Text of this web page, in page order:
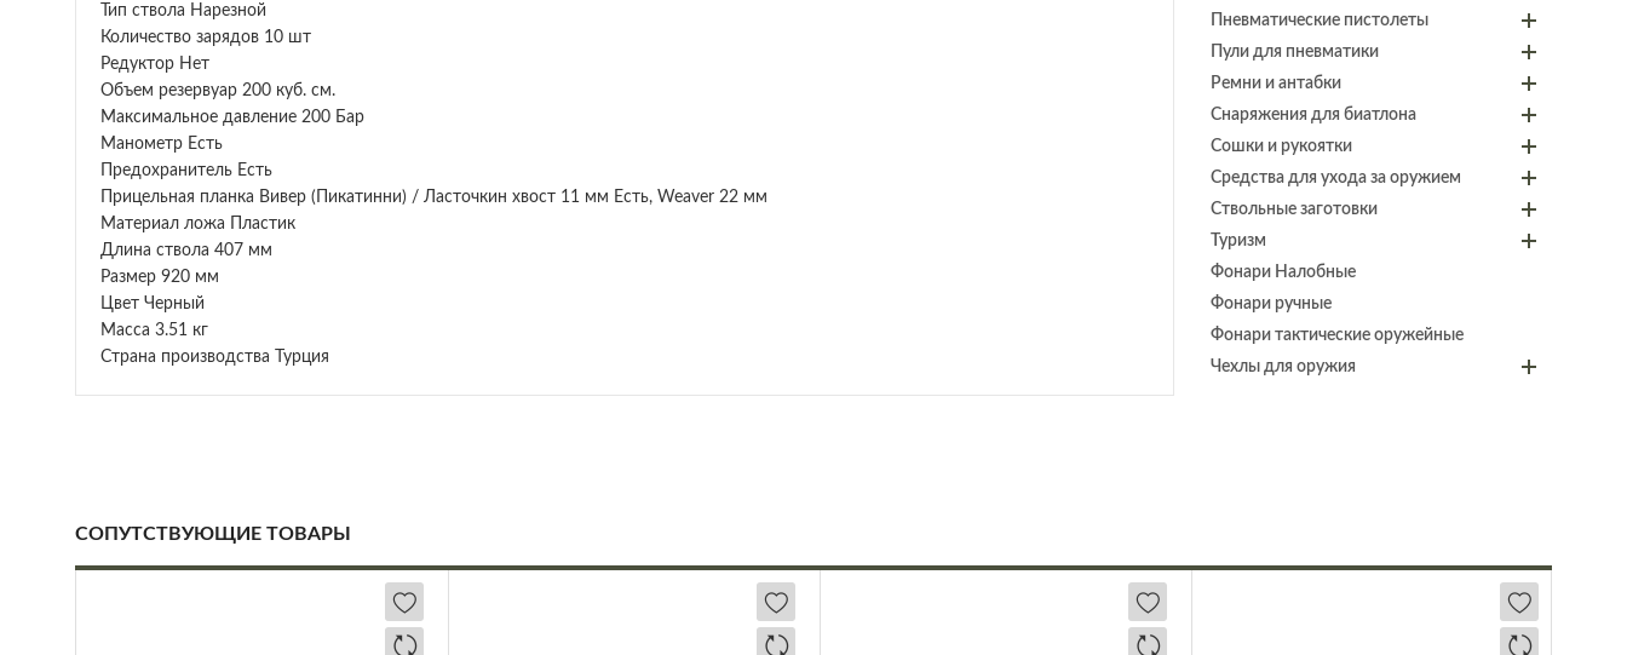
Тип ствола Нарезной
Количество зарядов 10 шт
Редуктор Нет
Объем резервуар 200 куб. см.
Максимальное давление 200 Бар
Манометр Есть
Предохранитель Есть
Прицельная планка Вивер (Пикатинни) / Ласточкин хвост 11 мм Есть, Weaver 22 мм
Материал ложа Пластик
Длина ствола 407 мм
Размер 920 мм
Цвет Черный
Масса 3.51 кг
Страна производства Турция
Пневматические пистолеты
Пули для пневматики
Ремни и антабки
Снаряжения для биатлона
Сошки и рукоятки
Средства для ухода за оружием
Ствольные заготовки
Туризм
Фонари Налобные
Фонари ручные
Фонари тактические оружейные
Чехлы для оружия
СОПУТСТВУЮЩИЕ ТОВАРЫ